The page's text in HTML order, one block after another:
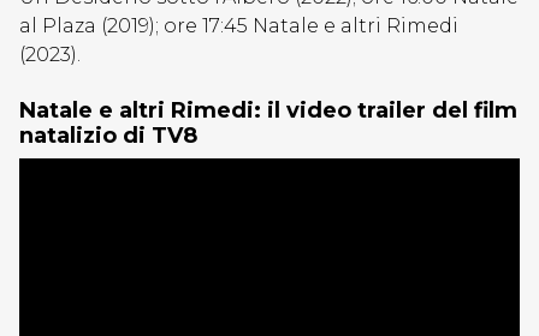
al Plaza (2019); ore 17:45 Natale e altri Rimedi
(2023).
Natale e altri Rimedi: il video trailer del film
natalizio di TV8